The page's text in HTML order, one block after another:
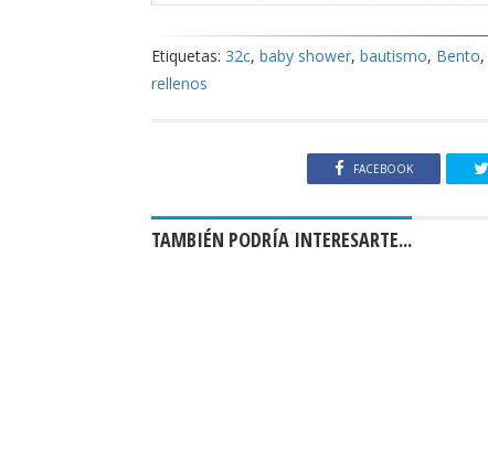
Etiquetas: 32c, baby shower, bautismo, Bento,
rellenos
FACEBOOK
TAMBIÉN PODRÍA INTERESARTE...